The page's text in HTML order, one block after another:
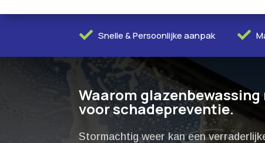
 Snelle & Persoonlijke aanpak 
Waarom
voor schadepreventie.​
Stormachtig weer kan een